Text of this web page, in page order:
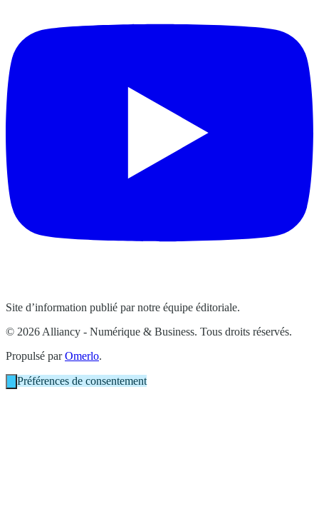
Site d’information publié par notre équipe éditoriale.
© 2026 Alliancy - Numérique & Business. Tous droits réservés.
Propulsé parOmerlo.
Préférences de consentement